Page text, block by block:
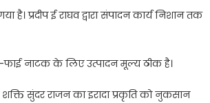
है। प्रदीप ई राघव द्वारा संपादन कार्य निशान तक
फाई नाटक के लिए उत्पादन मूल्य ठीक है।
सुंदर राजन का इरादा प्रकृति को नुकसान